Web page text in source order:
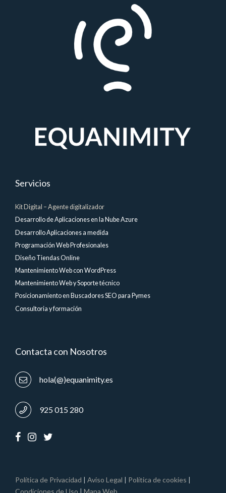
Servicios
Kit Digital – Agente digitalizador
Desarrollo de Aplicaciones en la Nube Azure
Desarrollo Aplicaciones a medida
Programación Web Profesionales
Diseño Tiendas Online
Mantenimiento Web con WordPress
Mantenimiento Web y Soporte técnico
Posicionamiento en Buscadores SEO para Pymes
Consultoria y formación
Contacta con Nosotros
hola(@)equanimity.es
925 015 280
Política de Privacidad | Aviso Legal | Política de cookies |